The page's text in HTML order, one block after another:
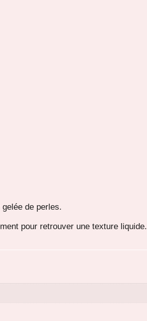
de perles.
pour retrouver une texture liquide.